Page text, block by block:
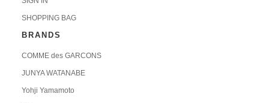
SHOPPING BAG
BRANDS
COMME des GARCONS
JUNYA WATANABE
Yohji Yamamoto